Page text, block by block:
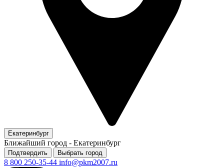
Екатеринбург
Ближайший город - Екатеринбург
Подтвердить Выбрать город
8 800 250-35-44 info@pkm2007.ru